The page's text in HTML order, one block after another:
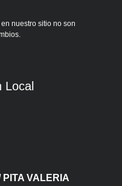
nuestro sitio no son
Local
PITA VALERIA